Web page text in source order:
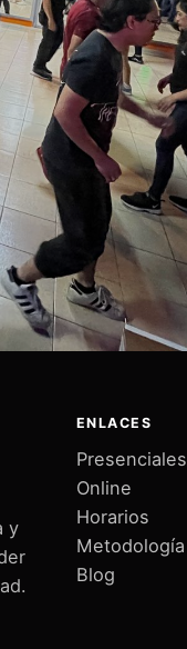
y
ENLACES
Presenciales
Online
Horarios
Metodología
Blog